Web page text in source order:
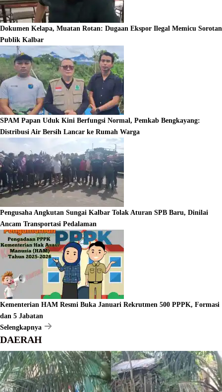
Dokumen Kelapa, Muatan Rotan: Dugaan Ekspor Ilegal Memicu Sorotan
Publik Kalbar
SPAM Papan Uduk Kini Berfungsi Normal, Pemkab Bengkayang:
Distribusi Air Bersih Lancar ke Rumah Warga
Pengusaha Angkutan Sungai Kalbar Tolak Aturan SPB Baru, Dinilai
Ancam Transportasi Pedalaman
Kementerian HAM Resmi Buka Januari Rekrutmen 500 PPPK, Formasi
dan 5 Jabatan
Selengkapnya
DAERAH